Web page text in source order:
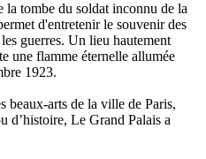
tombe du soldat inconnu de la
d'entretenir le souvenir des
guerres. Un lieu hautement
une flamme éternelle allumée
1923.
beaux-arts de la ville de Paris,
d’histoire, Le Grand Palais a